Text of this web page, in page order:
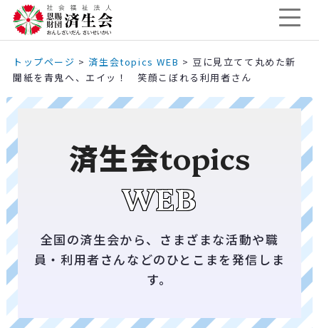
トップページ > 済生会topics WEB > 豆に見立てて丸めた新
聞紙を青鬼へ、エイッ！ 笑顔こぼれる利用者さん
済生会topics
WEB
全国の済生会から、さまざまな活動や職
員・利用者さんなどのひとこまを発信しま
す。